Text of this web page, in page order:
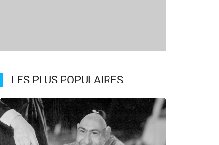
LES PLUS POPULAIRES